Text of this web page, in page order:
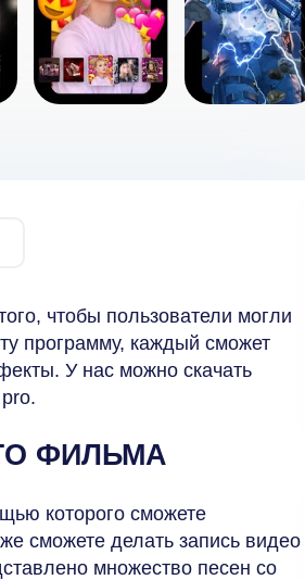
чтобы пользователи могли
программу, каждый сможет
У нас можно скачать
ФИЛЬМА
которого сможете
сможете делать запись видео
множество песен со